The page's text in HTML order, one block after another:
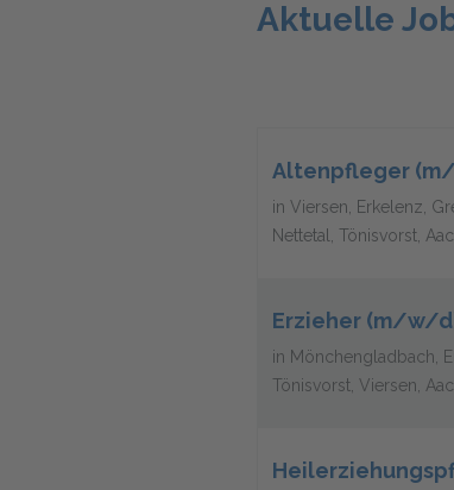
Aktuelle
Altenpfleger
in Viersen, Erkelenz,
Nettetal, Tönisvorst,
Erzieher (m/w/
in Mönchengladbach,
Tönisvorst, Viersen,